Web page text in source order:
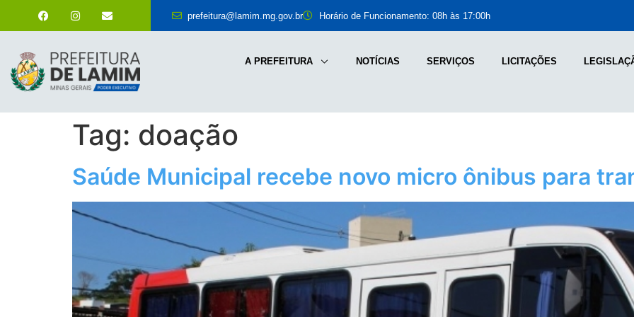
prefeitura@lamim.mg.gov.br Horário de Funcionamento: 08h às 17:00h
A PREFEITURA NOTÍCIAS SERVIÇOS LICITAÇÕES
Tag: doação
Saúde Municipal recebe novo micro ônibus para